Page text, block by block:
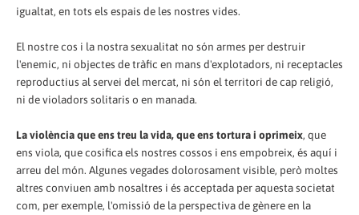
igualtat, en tots els espais de les nostres vides.
El nostre cos i la nostra sexualitat no són armes per destruir
l'enemic, ni objectes de tràfic en mans d'explotadors, ni receptacles
reproductius al servei del mercat, ni són el territori de cap religió,
ni de violadors solitaris o en manada.
La violència que ens treu la vida, que ens tortura i oprimeix, que
ens viola, que cosifica els nostres cossos i ens empobreix, és aquí i
arreu del món. Algunes vegades dolorosament visible, però moltes
altres conviuen amb nosaltres i és acceptada per aquesta societat
com, per exemple, l'omissió de la perspectiva de gènere en la